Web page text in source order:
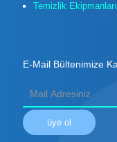
Temizlik Ekipmanları
E-Mail Bültenimize